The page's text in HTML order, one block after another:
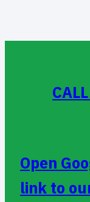
Open
link to